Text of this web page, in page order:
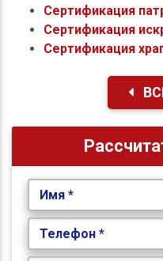
Сертификация
Сертификация
Сертификация
Имя *
Телефон *